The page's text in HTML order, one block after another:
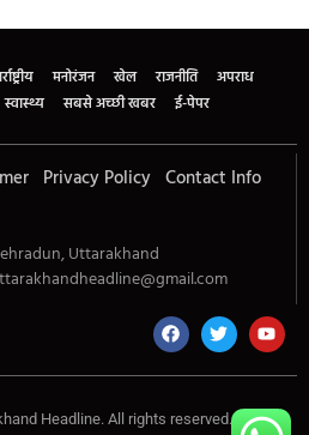
मनोरंजन खेल राजनीति
अपराध
स्वास्थ्य सबसे अच्छी खबर ई-पेपर
Privacy Policy Contact Info
Uttarakhand
Headline. All rights reserved.